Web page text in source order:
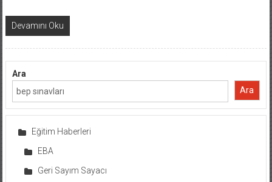
Devamını Oku
Ara
Ara
Eğitim Haberleri
EBA
Geri Sayım Sayacı